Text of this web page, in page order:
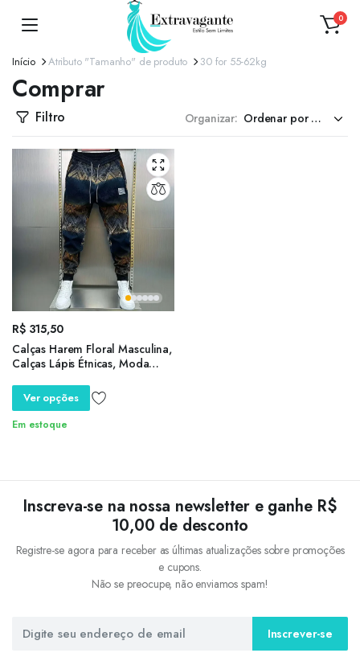
0
Início Atributo "Tamanho" de produto 30 for 55-62kg
Comprar
Filtro Organizar:
R$315,50
Calças Harem Floral Masculina,
Calças Lápis Étnicas, Moda
Alta Qualidade
Ver opções
Em estoque
Inscreva-se na nossa newsletter e ganhe R$
10,00 de desconto
Registre-se agora para receber as últimas atualizações sobre promoções
e cupons.
Não se preocupe, não enviamos spam!
Inscrever-se